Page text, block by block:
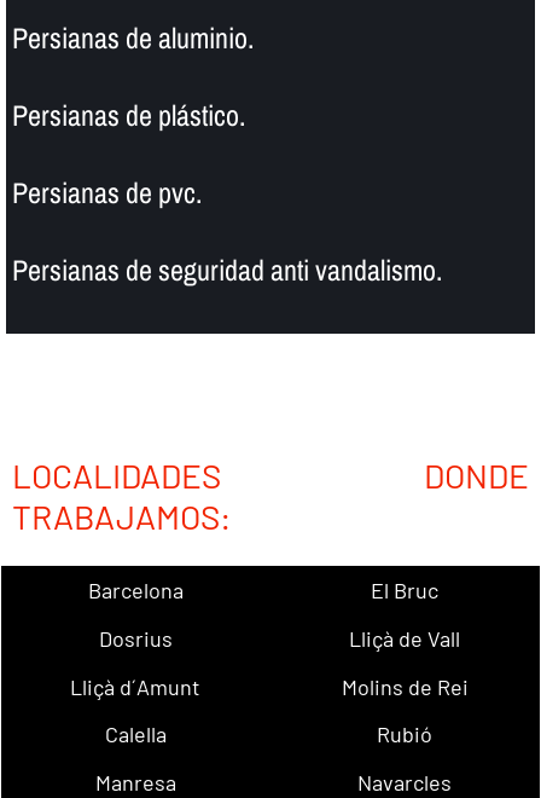
Persianas de aluminio.
Persianas de plástico.
Persianas de pvc.
Persianas de seguridad anti vandalismo.
LOCALIDADES DONDE
TRABAJAMOS:
Barcelona
El Bruc
Dosrius
Lliçà de Vall
Lliçà d´Amunt
Molins de Rei
Calella
Rubió
Manresa
Navarcles